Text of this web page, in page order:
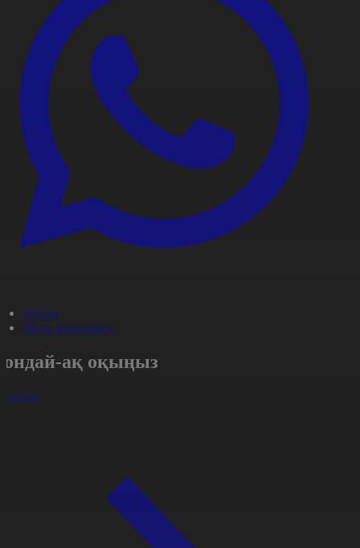
#Әлем
#Күн жаңалығы
ақ оқыңыз